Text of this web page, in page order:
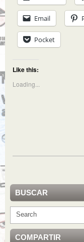
Email
Pocket
Like this:
Loading...
BUSCAR
COMPARTIR